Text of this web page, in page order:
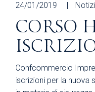
24/01/2019
CORSO
Confcommercio
iscrizioni per la nuova